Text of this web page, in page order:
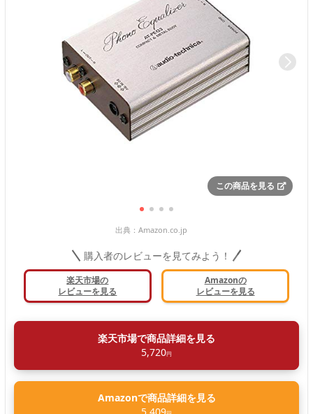
この商品を見る
出典： Amazon.co.jp
購入者のレビューを見てみよう！
楽天市場の
レビューを見る
Amazonの
レビューを見る
楽天市場で商品詳細を見る
5,720円
Amazonで商品詳細を見る